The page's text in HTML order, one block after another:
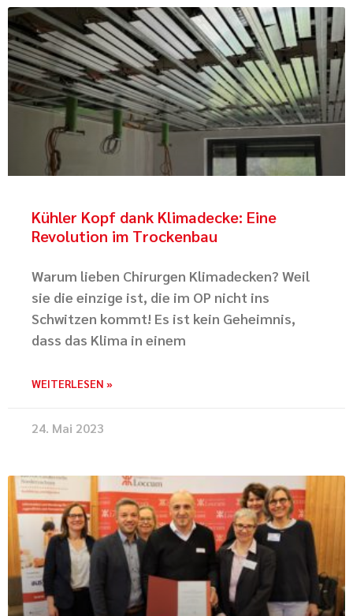
Kühler Kopf dank Klimadecke: Eine
Revolution im Trockenbau
Warum lieben Chirurgen Klimadecken? Weil
sie die einzige ist, die im OP nicht ins
Schwitzen kommt! Es ist kein Geheimnis,
dass das Klima in einem
WEITERLESEN »
24. Mai 2023